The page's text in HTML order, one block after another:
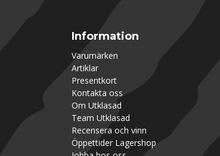
Information
Varumärken
Artiklar
Presentkort
Kontakta oss
Om Utklasad
Team Utklasad
Recensera och vinn
Öppettider Lagershop